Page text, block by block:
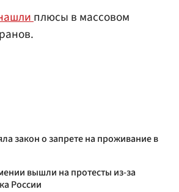
плюсы в массовом
закон о запрете на проживание в
вышли на протесты из-за
России